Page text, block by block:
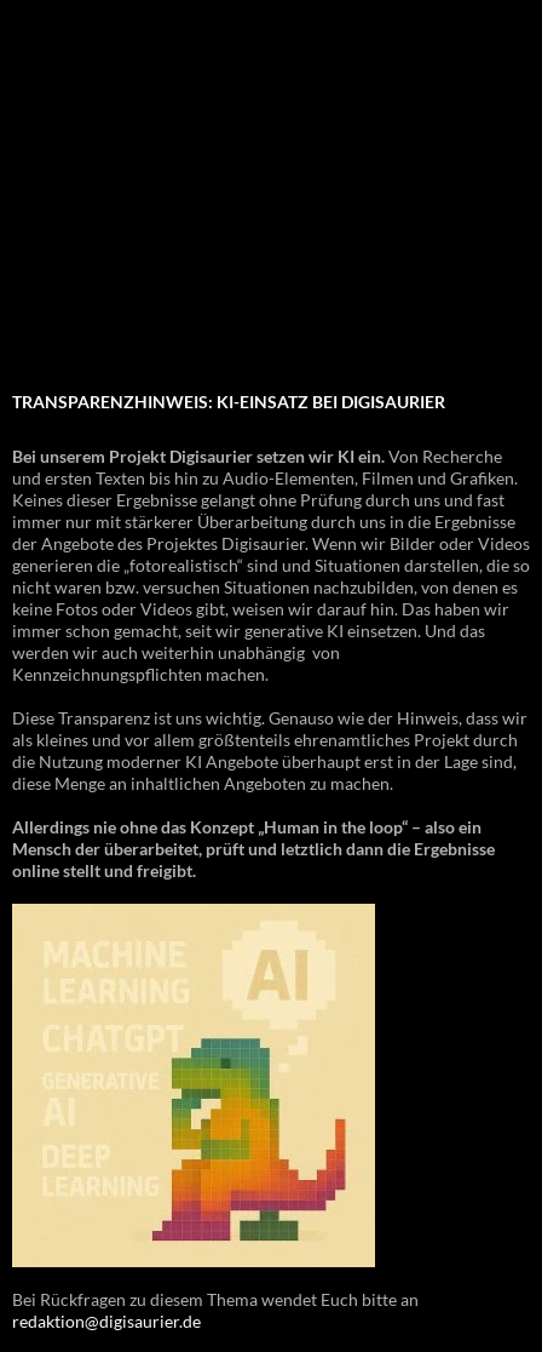
TRANSPARENZHINWEIS: KI-EINSATZ BEI DIGISAURIER
Bei unserem Projekt Digisaurier setzen wir KI ein.Von Recherche
und ersten Texten bis hin zu Audio-Elementen, Filmen und Grafiken.
Keines dieser Ergebnisse gelangt ohne Prüfung durch uns und fast
immer nur mit stärkerer Überarbeitung durch uns in die Ergebnisse
der Angebote des Projektes Digisaurier. Wenn wir Bilder oder Videos
generieren die „fotorealistisch“ sind und Situationen darstellen, die so
nicht waren bzw. versuchen Situationen nachzubilden, von denen es
keine Fotos oder Videos gibt, weisen wir darauf hin. Das haben wir
immer schon gemacht, seit wir generative KI einsetzen. Und das
werden wir auch weiterhin unabhängig von
Kennzeichnungspflichten machen.
Diese Transparenz ist uns wichtig. Genauso wie der Hinweis, dass wir
als kleines und vor allem größtenteils ehrenamtliches Projekt durch
die Nutzung moderner KI Angebote überhaupt erst in der Lage sind,
diese Menge an inhaltlichen Angeboten zu machen.
Allerdings nie ohne das Konzept „Human in the loop“ – also ein
Mensch der überarbeitet, prüft und letztlich dann die Ergebnisse
online stellt und freigibt.
Bei Rückfragen zu diesem Thema wendet Euch bitte an
redaktion@digisaurier.de